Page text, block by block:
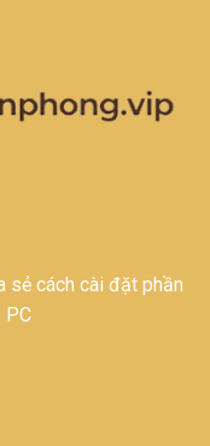
sẻ cách cài đặt phần
PC